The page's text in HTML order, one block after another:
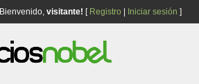
Bienvenido, visitante! [ Registro Iniciar sesión ]